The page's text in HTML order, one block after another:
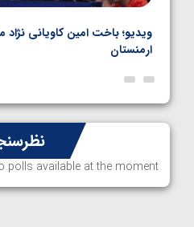
ویدیو؛ صعود حسن یزدانی به
ناظم امینه
polls available at the moment.